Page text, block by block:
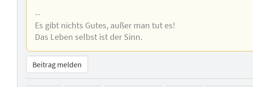
--
Es gibt nichts Gutes, außer man tut es!
Das Leben selbst ist der Sinn.
Beitrag melden